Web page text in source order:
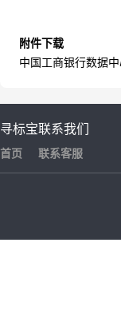
附件下载
中国工商银行数据
寻标宝
首页
联系我们
联系客服